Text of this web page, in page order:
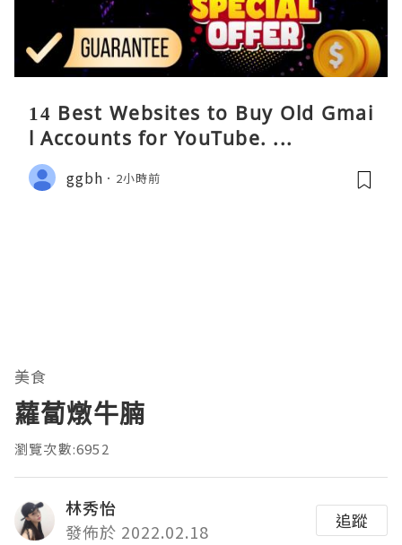
14 Best Websites to Buy Old Gmai
l Accounts for YouTube. ...
ggbh 2小時前
美食
蘿蔔燉牛腩
瀏覽次數:6952
林秀怡
發佈於 2022.02.18
追蹤